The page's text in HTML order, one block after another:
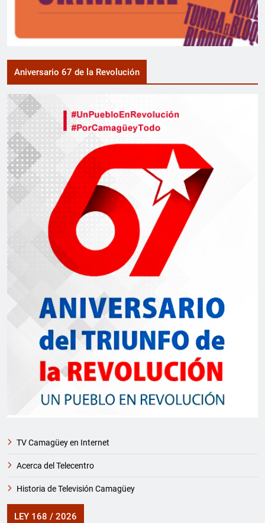
Aniversario 67 de la Revolución
TV Camagüey en Internet
Acerca del Telecentro
Historia de Televisión Camagüey
LEY 168 / 2026